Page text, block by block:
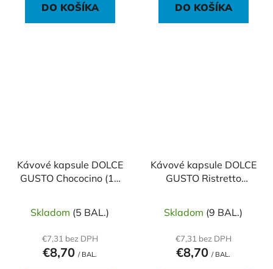
DO KOŠÍKA DO KOŠÍKA
Kávové kapsule DOLCE
GUSTO Chococino (16
Skladom (5 BAL.)
€7,31 bez DPH
€8,70 / BAL.
Kávové kapsule DOLCE
GUSTO Ristretto
Skladom (9 BAL.)
€7,31 bez DPH
€8,70 / BAL.